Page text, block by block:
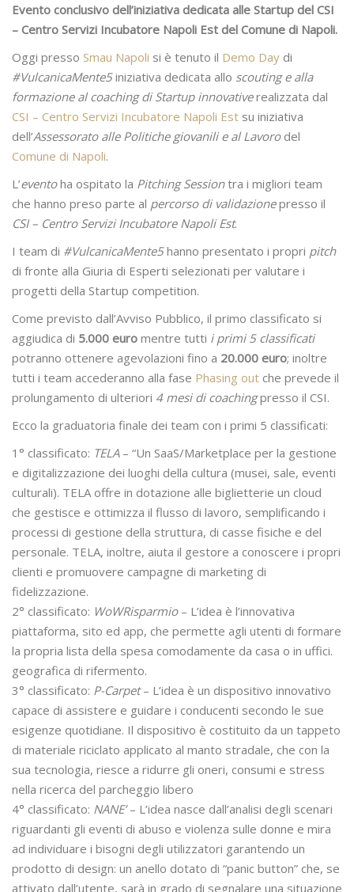
Evento conclusivo dell’iniziativa dedicata alle Startup del CSI
– Centro Servizi Incubatore Napoli Est del Comune di Napoli.
Oggi presso Smau Napoli si è tenuto il Demo Day di
#VulcanicaMente5iniziativa dedicata allo scouting e alla
formazione al coaching di Startup innovativerealizzata dal
CSI – Centro Servizi Incubatore Napoli Est su iniziativa
dell’Assessorato alle Politiche giovanili e al Lavoro del
Comune di Napoli.
L’eventoha ospitato la Pitching Sessiontra i migliori team
che hanno preso parte al percorso di validazionepresso il
CSI – Centro Servizi Incubatore Napoli Est.
I team di #VulcanicaMente5hanno presentato i propri pitch
di fronte alla Giuria di Esperti selezionati per valutare i
progetti della Startup competition.
Come previsto dall’Avviso Pubblico, il primo classificato si
aggiudica di 5.000 euro mentre tutti i primi 5 classificati
potranno ottenere agevolazioni fino a 20.000 euro; inoltre
tutti i team accederanno alla fase Phasing out che prevede il
prolungamento di ulteriori 4 mesi di coachingpresso il CSI.
Ecco la graduatoria finale dei team con i primi 5 classificati:
1° classificato: TELA – “Un SaaS/Marketplace per la gestione
e digitalizzazione dei luoghi della cultura (musei, sale, eventi
culturali). TELA offre in dotazione alle biglietterie un cloud
che gestisce e ottimizza il flusso di lavoro, semplificando i
processi di gestione della struttura, di casse fisiche e del
personale. TELA, inoltre, aiuta il gestore a conoscere i propri
clienti e promuovere campagne di marketing di
fidelizzazione.
2° classificato: WoWRisparmio– L’idea è l’innovativa
piattaforma, sito ed app, che permette agli utenti di formare
la propria lista della spesa comodamente da casa o in uffici.
geografica di rifermento.
3° classificato: P-Carpet– L’idea è un dispositivo innovativo
capace di assistere e guidare i conducenti secondo le sue
esigenze quotidiane. Il dispositivo è costituito da un tappeto
di materiale riciclato applicato al manto stradale, che con la
sua tecnologia, riesce a ridurre gli oneri, consumi e stress
nella ricerca del parcheggio libero
4° classificato: NANE’– L’idea nasce dall’analisi degli scenari
riguardanti gli eventi di abuso e violenza sulle donne e mira
ad individuare i bisogni degli utilizzatori garantendo un
prodotto di design: un anello dotato di “panic button” che, se
attivato dall’utente, sarà in grado di segnalare una situazione